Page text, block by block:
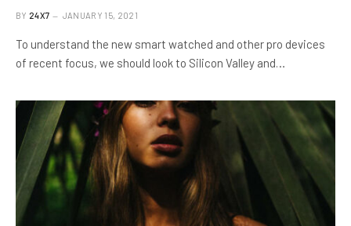
BY 24X7 JANUARY 15, 2021
To understand the new smart watched and other pro devices
of recent focus, we should look to Silicon Valley and…